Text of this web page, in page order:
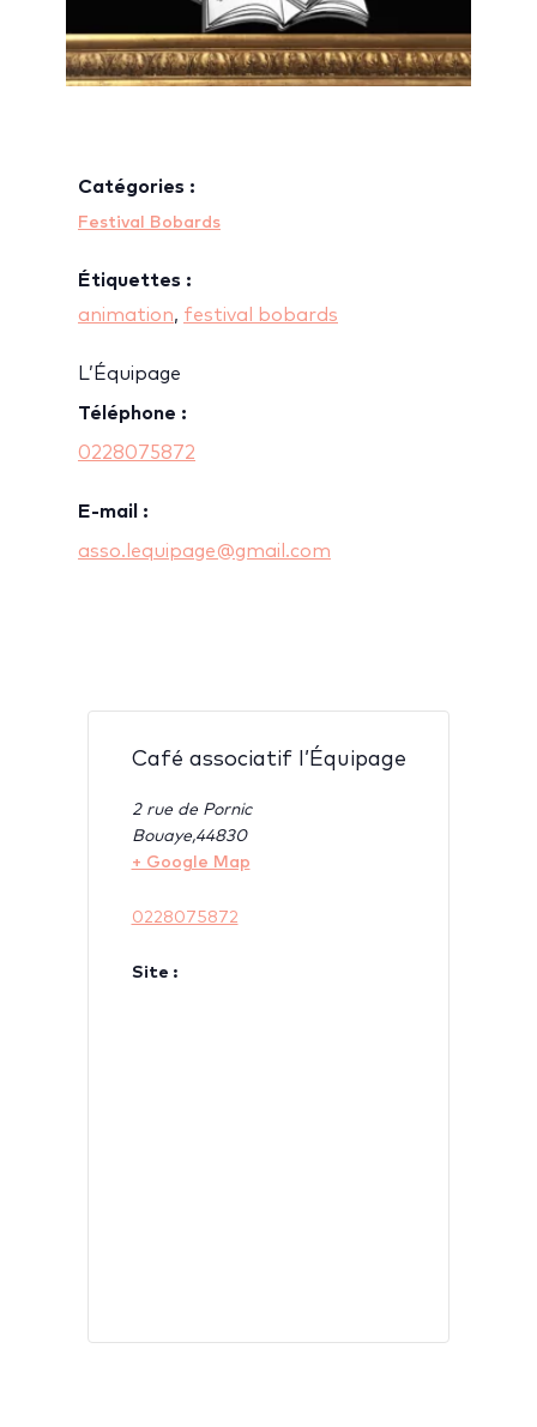
Catégories :
Festival Bobards
Étiquettes :
animation, festival bobards
L’Équipage
Téléphone :
0228075872
E-mail :
asso.lequipage@gmail.com
Café associatif l’Équipage
2 rue de Pornic
Bouaye,44830
+ Google Map
0228075872
Site :